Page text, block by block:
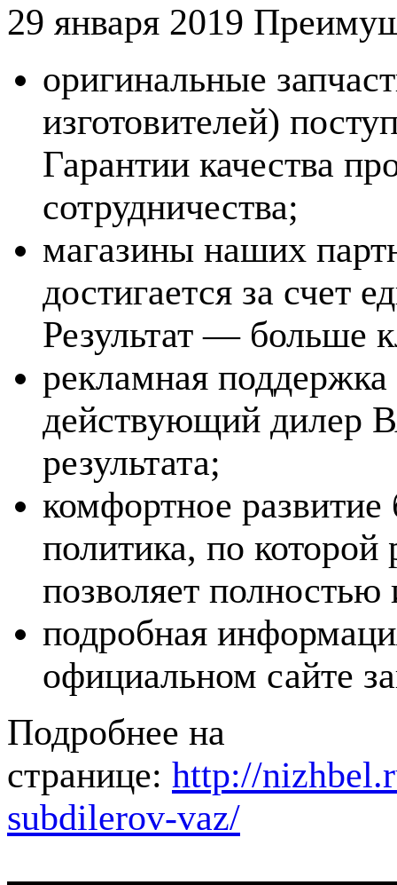
29 января 2019
оригинальные
изготовителей)
Гарантии качества
сотрудничества;
магазины наших
достигается за счет
Результат — больше
рекламная
действующий дилер
результата;
комфортное развитие
политика, по которой
позволяет
подробная
официальном сайте
Подробнее на
странице: http://
subdilerov-vaz/